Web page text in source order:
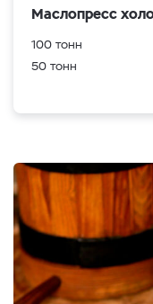
Маслопресс
100 тонн
50 тонн